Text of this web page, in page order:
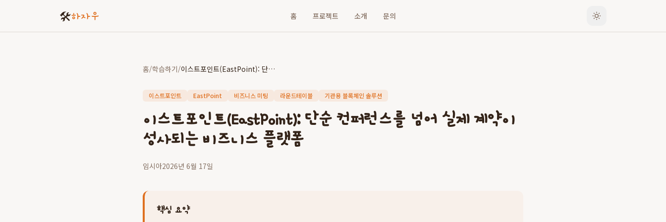
🛠️하자우 홈 프로젝트 소개 문의
홈/학습하기/ 이스트포인트(EastPoint): 단순 컨퍼런스를 넘어 실제 계약이 성사되는 비즈니스 플랫폼
이스트포인트 EastPoint 비즈니스 미팅 라운드테이블 기관용 블록체인 솔루션
이스트포인트(EastPoint): 단순 컨퍼런스를 넘어 실제 계약이
성사되는 비즈니스 플랫폼
임시아2026년 6월 17일
핵심 요약